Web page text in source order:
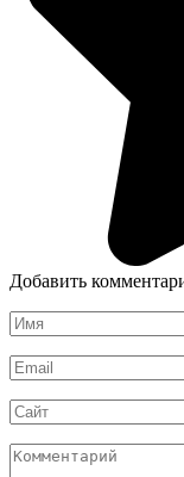
Добавить
Имя
*
Email
*
Сайт
Комментарий